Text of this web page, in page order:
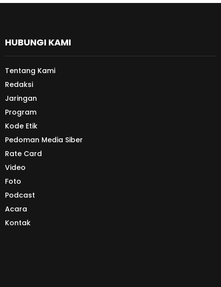
HUBUNGI KAMI
Tentang Kami
Redaksi
Jaringan
Program
Kode Etik
Pedoman Media Siber
Rate Card
Video
Foto
Podcast
Acara
Kontak